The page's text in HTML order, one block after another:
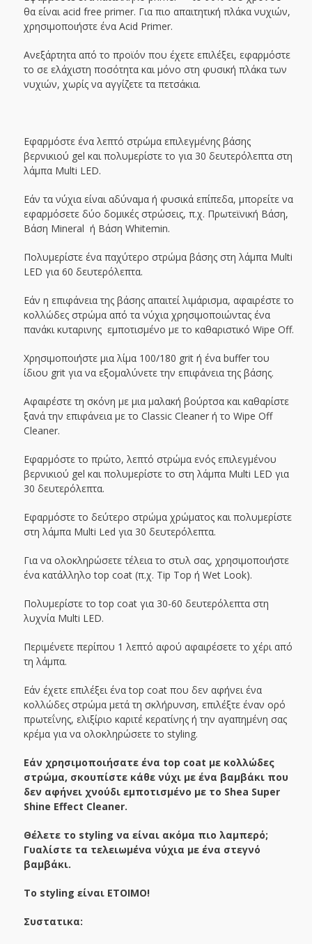
θα είναι acid free primer. Για πιο απαιτητική πλάκα νυχιών,
χρησιμοποιήστε ένα Acid Primer.
Ανεξάρτητα από το προϊόν που έχετε επιλέξει, εφαρμόστε
το σε ελάχιστη ποσότητα και μόνο στη φυσική πλάκα των
νυχιών, χωρίς να αγγίζετε τα πετσάκια.
Εφαρμόστε ένα λεπτό στρώμα επιλεγμένης βάσης
βερνικιού gel και πολυμερίστε το για 30 δευτερόλεπτα στη
λάμπα Multi LED.
Εάν τα νύχια είναι αδύναμα ή φυσικά επίπεδα, μπορείτε να
εφαρμόσετε δύο δομικές στρώσεις, π.χ. Πρωτεϊνική Βάση,
Βάση Mineral ή Βάση Whitemin.
Πολυμερίστε ένα παχύτερο στρώμα βάσης στη λάμπα Multi
LED για 60 δευτερόλεπτα.
Εάν η επιφάνεια της βάσης απαιτεί λιμάρισμα, αφαιρέστε το
κολλώδες στρώμα από τα νύχια χρησιμοποιώντας ένα
πανάκι κυταρινης εμποτισμένο με το καθαριστικό Wipe Off.
Χρησιμοποιήστε μια λίμα 100/180 grit ή ένα buffer του
ίδιου grit για να εξομαλύνετε την επιφάνεια της βάσης.
Αφαιρέστε τη σκόνη με μια μαλακή βούρτσα και καθαρίστε
ξανά την επιφάνεια με το Classic Cleaner ή το Wipe Off
Cleaner.
Εφαρμόστε το πρώτο, λεπτό στρώμα ενός επιλεγμένου
βερνικιού gel και πολυμερίστε το στη λάμπα Multi LED για
30 δευτερόλεπτα.
Εφαρμόστε το δεύτερο στρώμα χρώματος και πολυμερίστε
στη λάμπα Multi Led για 30 δευτερόλεπτα.
Για να ολοκληρώσετε τέλεια το στυλ σας, χρησιμοποιήστε
ένα κατάλληλο top coat (π.χ. Tip Top ή Wet Look).
Πολυμερίστε το top coat για 30-60 δευτερόλεπτα στη
λυχνία Multi LED.
Περιμένετε περίπου 1 λεπτό αφού αφαιρέσετε το χέρι από
τη λάμπα.
Εάν έχετε επιλέξει ένα top coat που δεν αφήνει ένα
κολλώδες στρώμα μετά τη σκλήρυνση, επιλέξτε έναν ορό
πρωτεΐνης, ελιξίριο καριτέ κερατίνης ή την αγαπημένη σας
κρέμα για να ολοκληρώσετε το styling.
Εάν χρησιμοποιήσατε ένα top coat με κολλώδες
στρώμα, σκουπίστε κάθε νύχι με ένα βαμβάκι που
δεν αφήνει χνούδι εμποτισμένο με το Shea Super
Shine Effect Cleaner.
Θέλετε το styling να είναι ακόμα πιο λαμπερό;
Γυαλίστε τα τελειωμένα νύχια με ένα στεγνό
βαμβάκι.
Το styling είναι ΕΤΟΙΜΟ!
Συστατικα: